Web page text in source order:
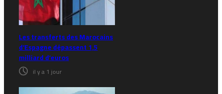
Les transferts des Marocains
d’Espagne dépassent 1,5
milliard d’euros
il y a 1 jour